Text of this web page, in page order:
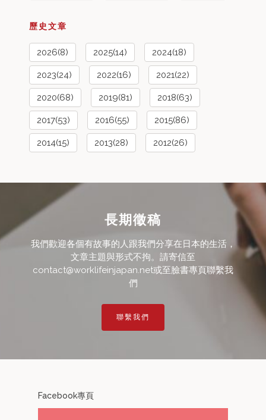
歷史文章
2026(8) 2025(14) 2024(18)
2023(24) 2022(16) 2021(22)
2020(68) 2019(81) 2018(63)
2017(53) 2016(55) 2015(86)
2014(15) 2013(28) 2012(26)
長期徵稿
我們歡迎各個有故事的人跟我們分享在日本的生活，
文章主題與形式不拘。請寄信至
contact@worklifeinjapan.net或至臉書專頁聯繫我
們
聯繫我們
Facebook專頁